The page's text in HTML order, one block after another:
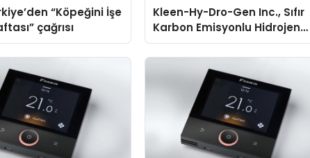
“Köpeğini İşe
çağrısı
Kleen-Hy-Dro-Gen Inc., Sıfır
Karbon Emisyonlu Hidrojen
Isıtma Teknolojisinde ISO ve
TSSA Düzenleyici Onaylarını